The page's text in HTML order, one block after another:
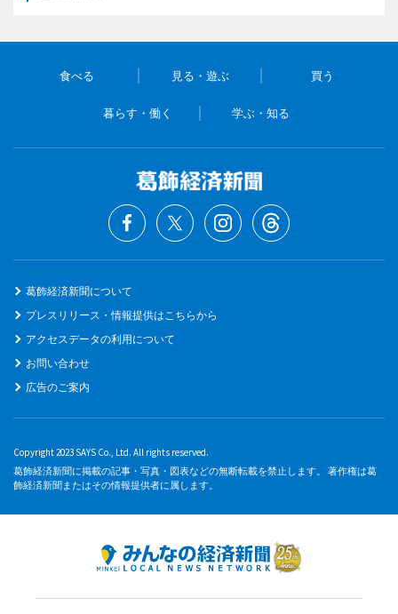
食べる 見る・遊ぶ 買う
暮らす・働く 学ぶ・知る
葛飾経済新聞について
プレスリリース・情報提供はこちらから
アクセスデータの利用について
お問い合わせ
広告のご案内
Copyright 2023 SAYS Co., Ltd. All rights reserved.
葛飾経済新聞に掲載の記事・写真・図表などの無断転載を禁止します。 著作権は葛
飾経済新聞またはその情報提供者に属します。